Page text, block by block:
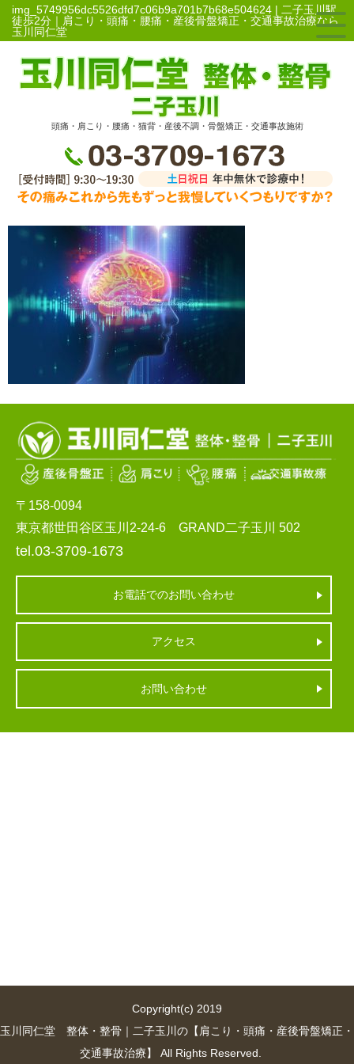
img_5749956dc5526dfd7c06b9a701b7b68e504624 | 二子玉川駅
徒歩2分｜肩こり・頭痛・腰痛・産後骨盤矯正・交通事故治療なら
玉川同仁堂
頭痛・肩こり・腰痛・猫背・産後不調・骨盤矯正・交通事故施術
〒158-0094
東京都世田谷区玉川2-24-6 GRAND二子玉川 502
tel.03-3709-1673
お電話でのお問い合わせ
アクセス
お問い合わせ
Copyright(c) 2019
玉川同仁堂 整体・整骨｜二子玉川の【肩こり・頭痛・産後骨盤矯正・
交通事故治療】 All Rights Reserved.